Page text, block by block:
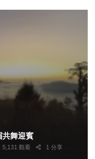
共舞迎賓
5,131 觀看 1 分享